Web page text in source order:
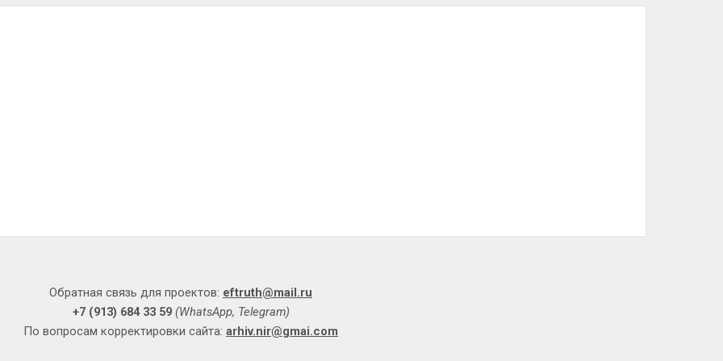
Обратная связь для проектов: eftruth@mail.ru
+7 (913) 684 33 59 (WhatsApp, Telegram)
По вопросам корректировки сайта: arhiv.nir@gmai.com